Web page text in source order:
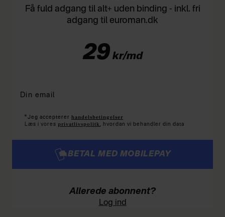
Få fuld adgang til alt+ uden binding - inkl. fri
adgang til euroman.dk
29 kr/md
* Jeg accepterer handelsbetingelser
Læs i vores privatlivspolitk , hvordan vi behandler din data
BETAL MED MOBILEPAY
Allerede abonnent?
Log ind